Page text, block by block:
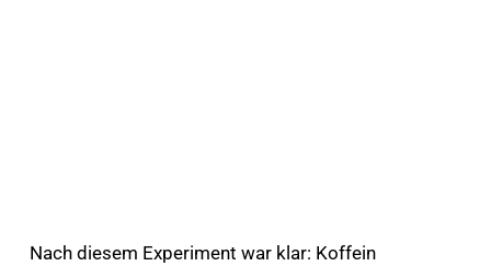
Nach diesem Experiment war klar: Koffein